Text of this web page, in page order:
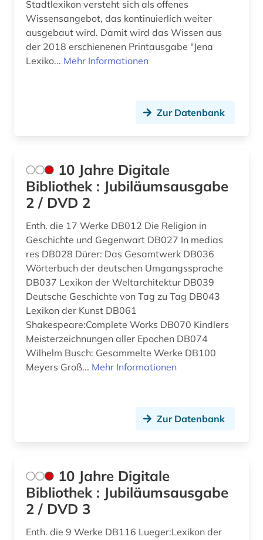
amtliche publikation (1)
amtliche statistik (1)
amtsträger (1)
angewandte wissenschaften (1)
anglistik (3)
anglo-amerikanische beziehungen (1)
anhörung (1)
anlagenbau (1)
anleitung (1)
anpassung (1)
anthropogene klimaänderung (1)
antifaschismus (1)
antiheld (1)
Japan (11)
Jugoslawien (7)
Kanada (25)
Litauen (9)
Luxemburg (6)
Makedonien (7)
Mecklenburg-Vorpommern (16)
Mittelamerika (22)
Moldawien (6)
Monaco (1)
Montenegro (7)
Niederlande (26)
Nordrhein-Westfalen (24)
Oesterreich (82)
Stadtlexikon versteht sich als offenes
Wissensangebot, das kontinuierlich weiter
ausgebaut wird. Damit wird das Wissen aus
der 2018 erschienenen Printausgabe "Jena
Lexiko... Mehr Informationen
Zur Datenbank
10 Jahre Digitale
Bibliothek : Jubiläumsausgabe
2 / DVD 2
Enth. die 17 Werke DB012 Die Religion in
Geschichte und Gegenwart DB027 In medias
res DB028 Dürer: Das Gesamtwerk DB036
Wörterbuch der deutschen Umgangssprache
DB037 Lexikon der Weltarchitektur DB039
Deutsche Geschichte von Tag zu Tag DB043
Lexikon der Kunst DB061
Shakespeare:Complete Works DB070 Kindlers
Meisterzeichnungen aller Epochen DB074
Wilhelm Busch: Gesammelte Werke DB100
Meyers Groß... Mehr Informationen
Zur Datenbank
10 Jahre Digitale
Bibliothek : Jubiläumsausgabe
2 / DVD 3
Enth. die 9 Werke DB116 Lueger:Lexikon der